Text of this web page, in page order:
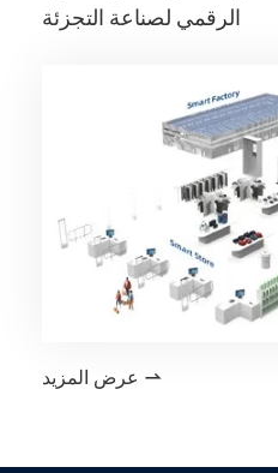
الرقمي لصناعة التجزئة
